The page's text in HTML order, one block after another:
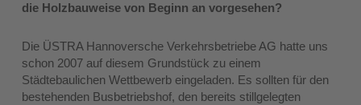
die Holzbauweise von Beginn an vorgesehen?
Die ÜSTRA Hannoversche Verkehrsbetriebe AG hatte uns
schon 2007 auf diesem Grundstück zu einem
Städtebaulichen Wettbewerb eingeladen. Es sollten für den
bestehenden Busbetriebshof, den bereits stillgelegten